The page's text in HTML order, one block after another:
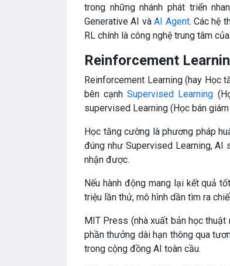
trong những nhánh phát triển
Generative AI vàAI Agent. Các hệ
RL chính là công nghệ trung tâm
Reinforcement
Reinforcement Learning (hay Học
bên cạnhSupervised Learning
supervised Learning (Học bán
Học tăng cường là phương pháp
đúng như Supervised Learning,
nhận được.
Nếu hành động mang lại kết quả
triệu lần thử, mô hình dần tìm ra
MIT Press (nhà xuất bản học
phần thưởng dài hạn thông qua
trong cộng đồng AI toàn cầu.